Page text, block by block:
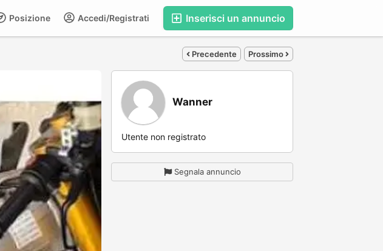
Inserisci un annuncio
Accedi/Registrati
Posizione
Precedente Prossimo
Wanner
Utente non registrato
Segnala annuncio